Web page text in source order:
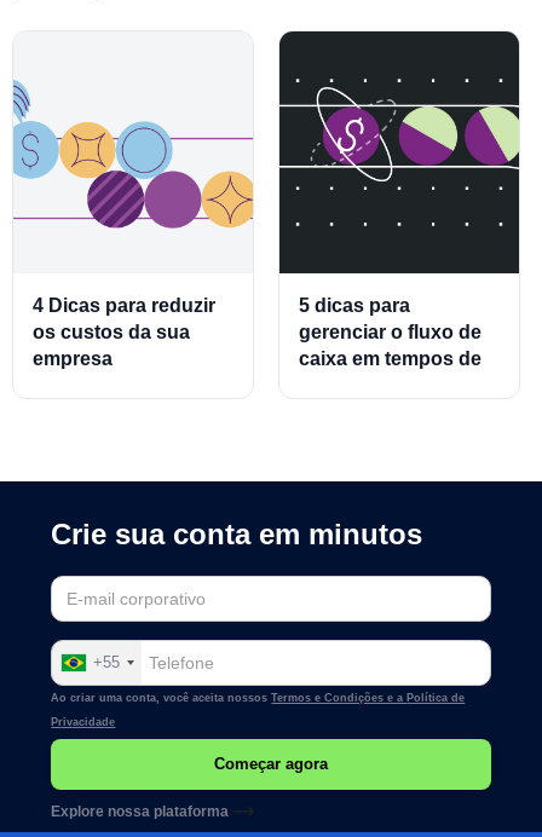
4 Dicas para reduzir
os custos da sua
empresa
5 dicas para
gerenciar o fluxo de
caixa em tempos de
Crie sua conta em minutos
+55
Ao criar uma conta, você aceita nossosTermos e Condições e a Política de
Privacidade
Explore nossa plataforma